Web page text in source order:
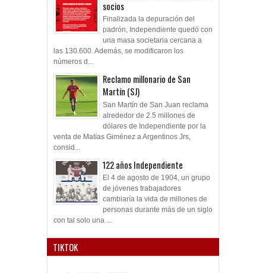
socios
Finalizada la depuración del
padrón, Independiente quedó con
una masa societaria cercana a
las 130.600. Además, se modificaron los
números d...
Reclamo millonario de San
Martín (SJ)
San Martín de San Juan reclama
alrededor de 2.5 millones de
dólares de Independiente por la
venta de Matías Giménez a Argentinos Jrs,
consid...
122 años Independiente
El 4 de agosto de 1904, un grupo
de jóvenes trabajadores
cambiaría la vida de millones de
personas durante más de un siglo
con tal solo una ...
TIKTOK